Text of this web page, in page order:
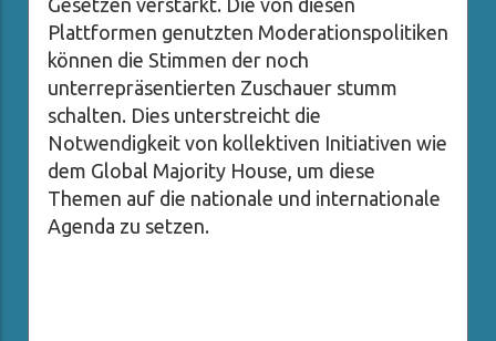
Gesetzen verstärkt. Die von diesen
Plattformen genutzten Moderationspolitiken
können die Stimmen der noch
unterrepräsentierten Zuschauer stumm
schalten. Dies unterstreicht die
Notwendigkeit von kollektiven Initiativen wie
dem Global Majority House, um diese
Themen auf die nationale und internationale
Agenda zu setzen.